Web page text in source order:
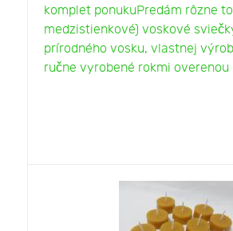
komplet ponukuPredám rôzne
medzistienkové) voskové
prírodného vosku, vlastnej
ručne vyrobené rokmi overenou